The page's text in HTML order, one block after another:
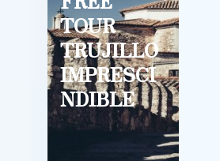
TOUR
TRUJILLO
IMPRESCI
NDIBLE